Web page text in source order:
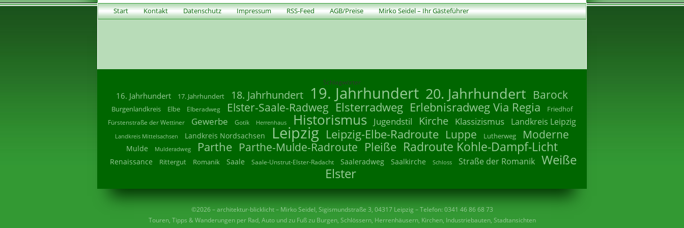
Start Kontakt Datenschutz Impressum RSS-Feed AGB/Preise Mirko Seidel – Ihr Gästeführer
Schlagwörter
16. Jahrhundert 17. Jahrhundert 18. Jahrhundert 19. Jahrhundert 20. Jahrhundert Barock
Burgenlandkreis Elbe Elberadweg Elster-Saale-Radweg Elsterradweg Erlebnisradweg Via Regia Friedhof
Fürstenstraße der Wettiner Gewerbe Gotik Herrenhaus Historismus Jugendstil Kirche Klassizismus Landkreis Leipzig
Landkreis Mittelsachsen Landkreis Nordsachsen Leipzig Leipzig-Elbe-Radroute Luppe Lutherweg Moderne
Mulde Mulderadweg Parthe Parthe-Mulde-Radroute Pleiße Radroute Kohle-Dampf-Licht
Renaissance Rittergut Romanik Saale Saale-Unstrut-Elster-Radacht Saaleradweg Saalkirche Schloss Straße der Romanik Weiße
Elster
©2026 – architektur-blicklicht – Mirko Seidel, Sigismundstraße 3, 04317 Leipzig – Telefon: 0341 46 86 68 73
Touren, Tipps & Wanderungen per Rad, Auto und zu Fuß zu Burgen, Schlössern, Herrenhäusern, Kirchen, Industriebauten, Stadtansichten